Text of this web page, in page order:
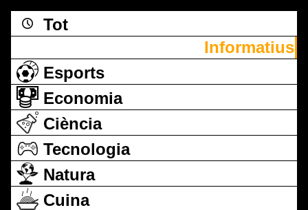
Tot
Informatius
Esports
Economia
Ciència
Tecnologia
Natura
Cuina